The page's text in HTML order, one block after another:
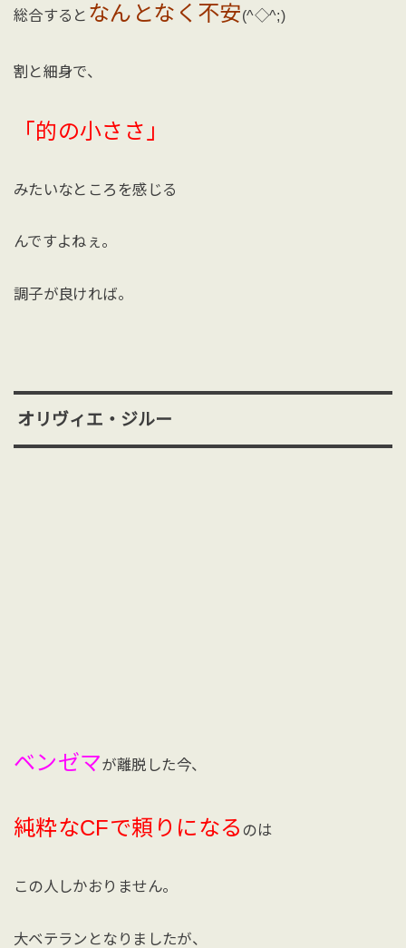
総合すると なんとなく不安(^◇^;)
割と細身で、
「的の小ささ」
みたいなところを感じる
んですよねぇ。
調子が良ければ。
オリヴィエ・ジルー
ベンゼマが離脱した今、
純粋なCFで頼りになる のは
この人しかおりません。
大ベテランとなりましたが、